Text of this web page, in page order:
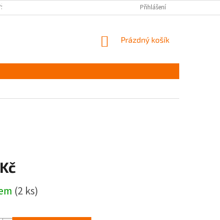
NAPIŠTE NÁMPřihlášení
NÁKUPNÍ
Prázdný košík
(2 ks)